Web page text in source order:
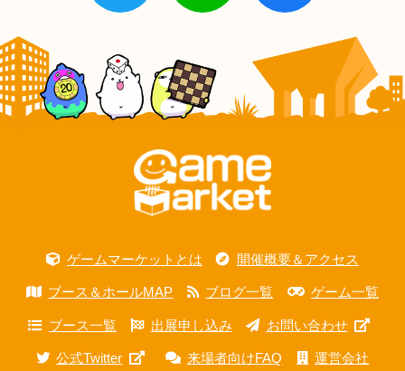
ゲームマーケットとは 開催概要＆アクセス
ブース＆ホールMAP ブログ一覧 ゲーム一覧
ブース一覧 出展申し込み お問い合わせ
公式Twitter 来場者向けFAQ 運営会社